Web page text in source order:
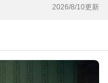
2026/8/10更新